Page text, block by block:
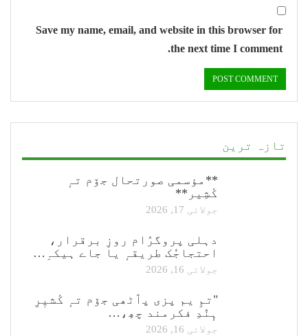
Save my name, email, and website in this browser for
the next time I comment.
تازہ ترین
**مؤسمی صورتحال جۆم تہٕ
کٔشِیر**
جولائی 17, 2026
دہلی پروگرٛام روزِ برقرار،
احتجاجُک طریقہٕ یا جاے ہیکہِ…
جولائی 16, 2026
"تمِ یم پزی پٲٹھی جۆم تہٕ کٔشیٖرِ
ہٕنٛدِ فکرمند چھِ،…
جولائی 16, 2026